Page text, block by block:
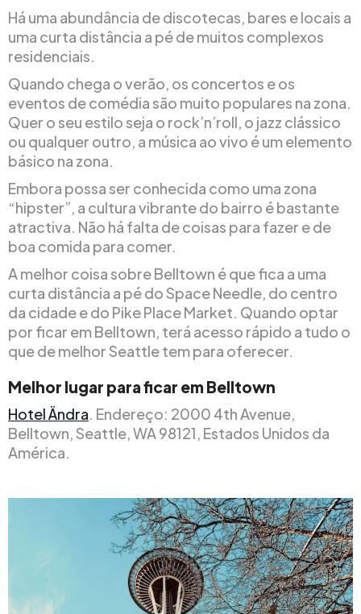
Há uma abundância de discotecas, bares e locais a
uma curta distância a pé de muitos complexos
residenciais.
Quando chega o verão, os concertos e os
eventos de comédia são muito populares na zona.
Quer o seu estilo seja o rock’n’roll, o jazz clássico
ou qualquer outro, a música ao vivo é um elemento
básico na zona.
Embora possa ser conhecida como uma zona
“hipster”, a cultura vibrante do bairro é bastante
atractiva. Não há falta de coisas para fazer e de
boa comida para comer.
A melhor coisa sobre Belltown é que fica a uma
curta distância a pé do Space Needle, do centro
da cidade e do Pike Place Market. Quando optar
por ficar em Belltown, terá acesso rápido a tudo o
que de melhor Seattle tem para oferecer.
Melhor lugar para ficar em Belltown
Hotel Ändra . Endereço: 2000 4th Avenue,
Belltown, Seattle, WA 98121, Estados Unidos da
América.